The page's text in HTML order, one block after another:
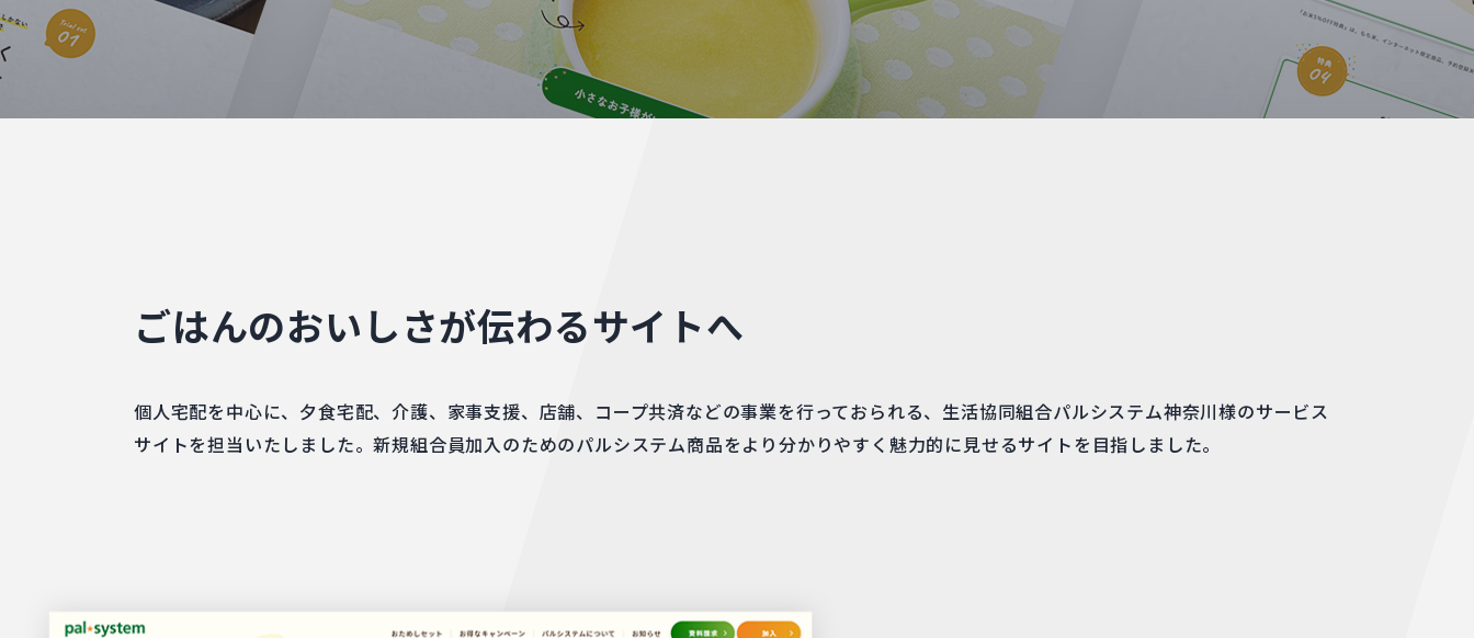
ごはんのおいしさが伝わるサイトへ
個人宅配を中心に、夕食宅配、介護、家事支援、店舗、コープ共済などの事業を行っておられる、生活協同組合パルシステム神奈川様のサービス
サイトを担当いたしました。新規組合員加入のためのパルシステム商品をより分かりやすく魅力的に見せるサイトを目指しました。